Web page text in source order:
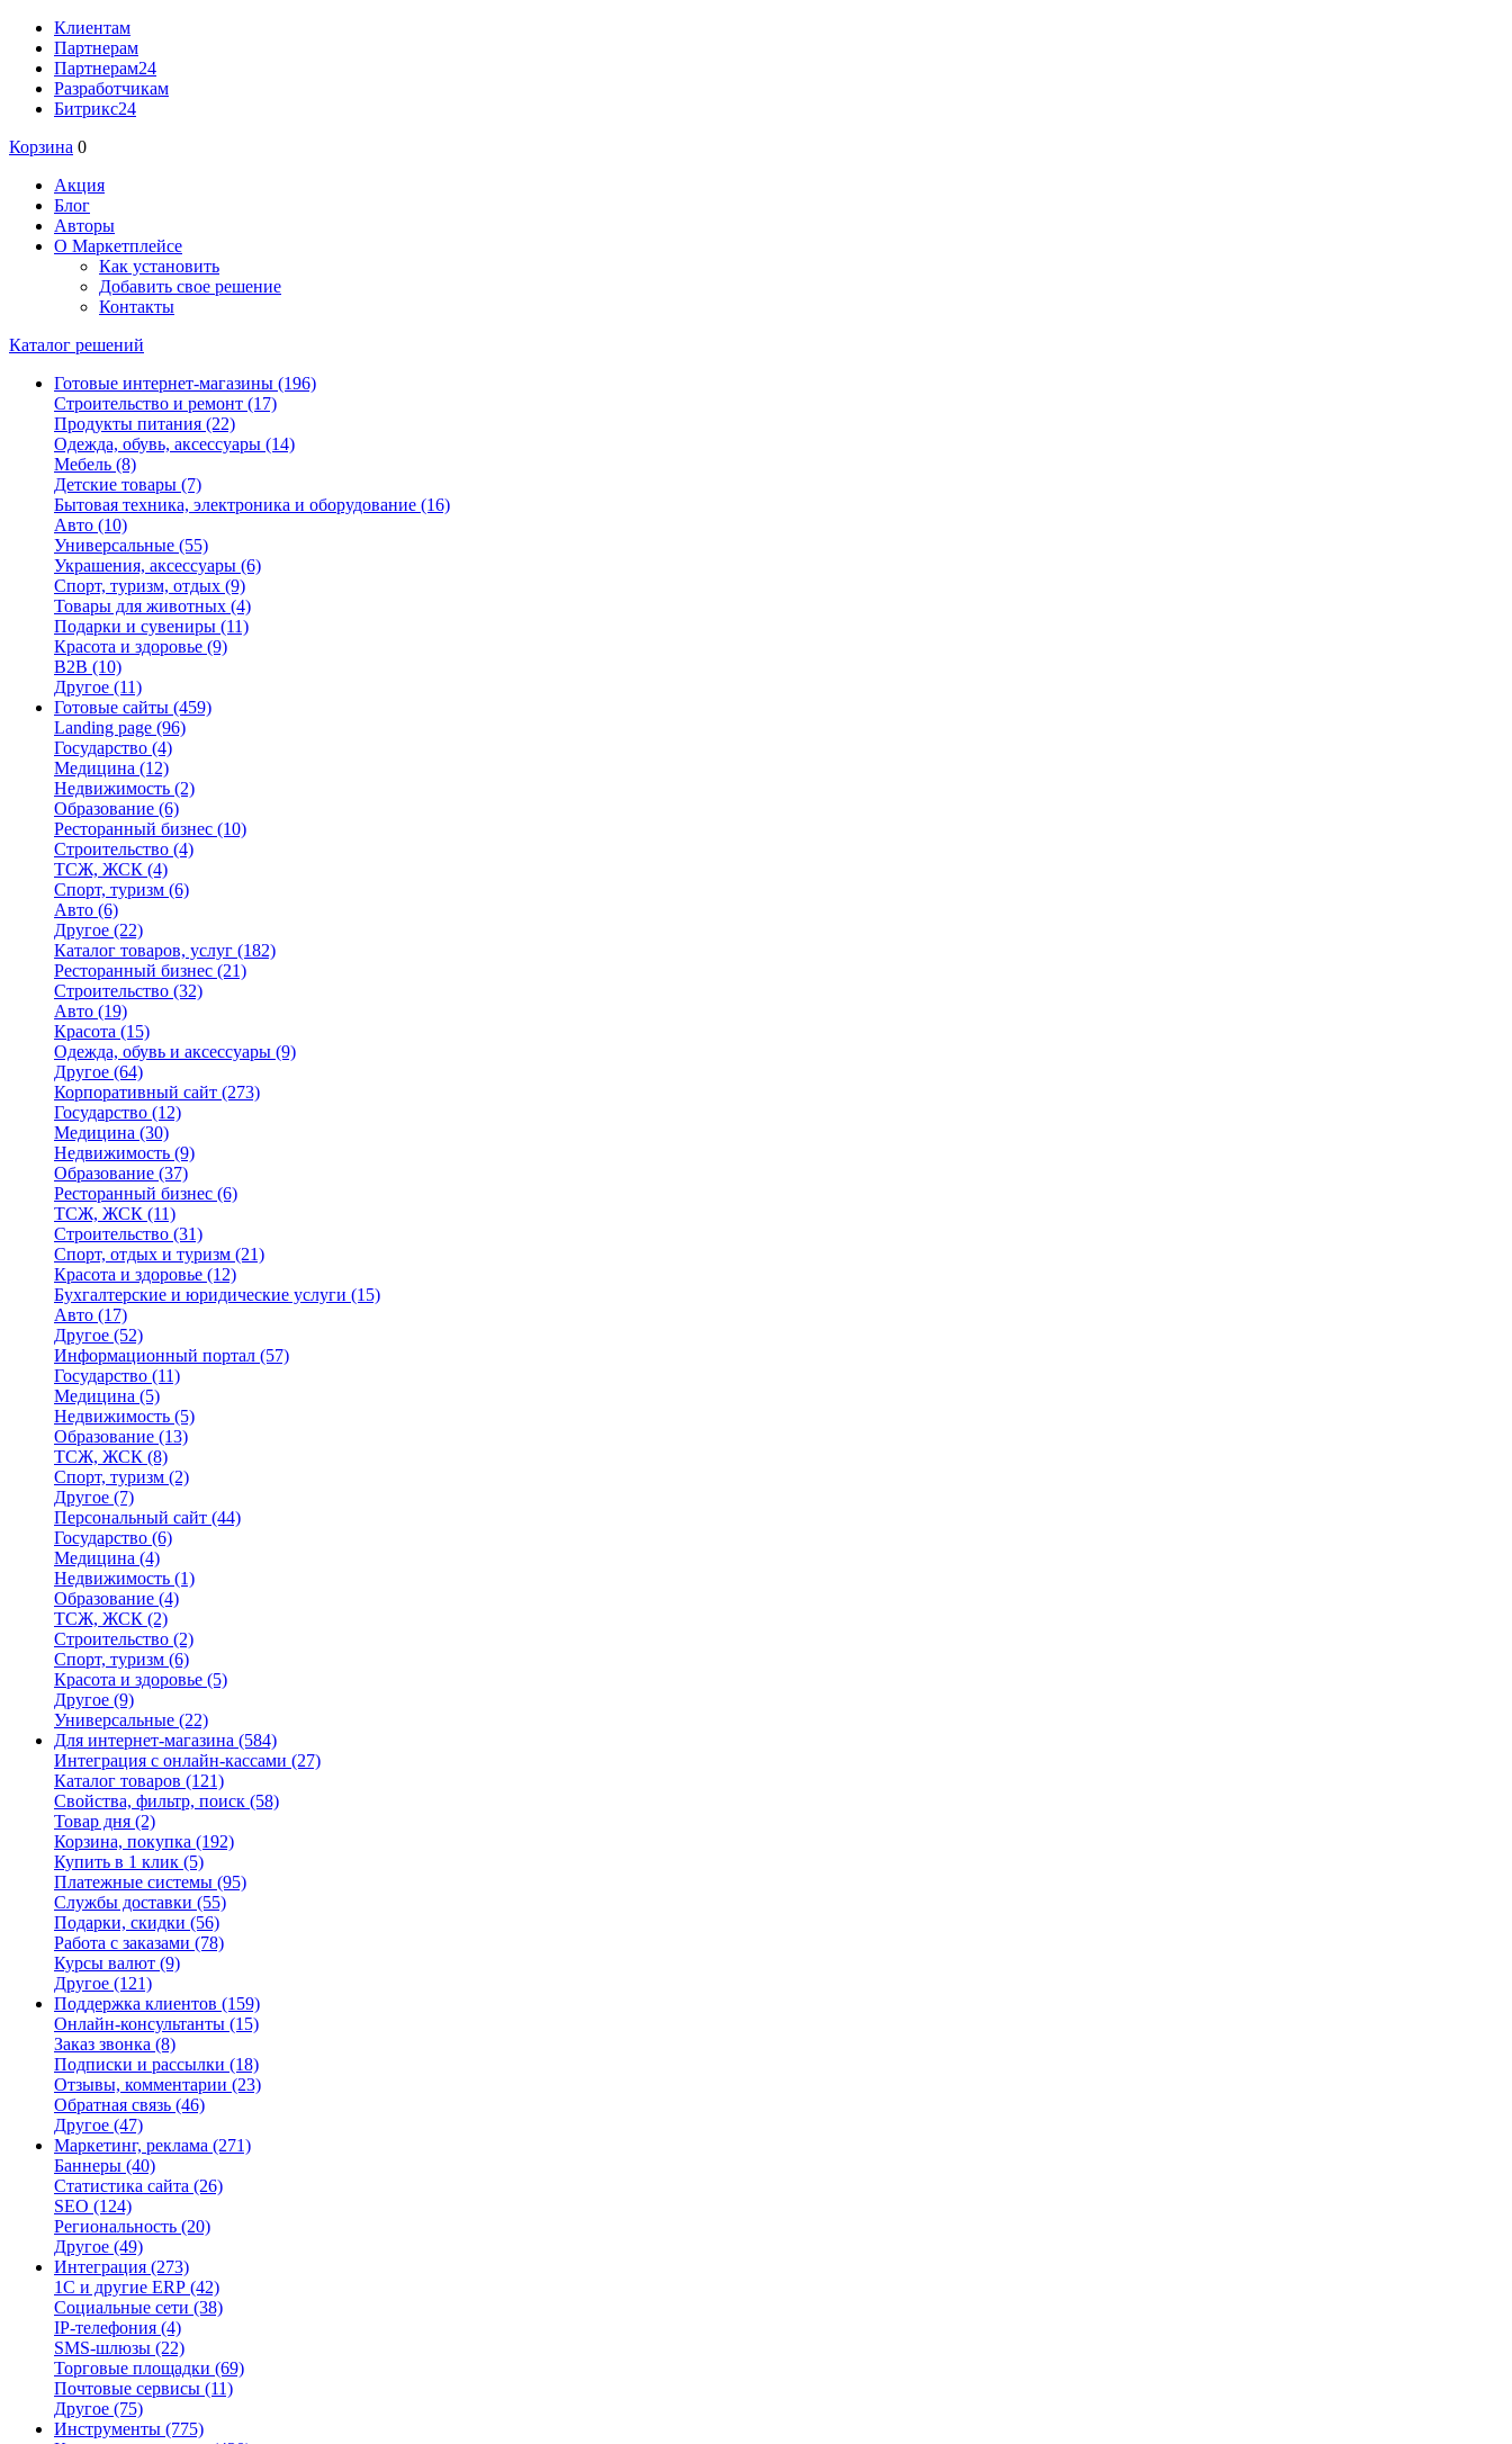
Клиентам
Партнерам
Партнерам24
Разработчикам
Битрикс24
Корзина 0
Акция
Блог
Авторы
О Маркетплейсе
Как установить
Добавить свое решение
Контакты
Каталог решений
Готовые интернет-магазины (196)
Строительство и ремонт (17)
Продукты питания (22)
Одежда, обувь, аксессуары (14)
Мебель (8)
Детские товары (7)
Бытовая техника, электроника и оборудование (16)
Авто (10)
Универсальные (55)
Украшения, аксессуары (6)
Спорт, туризм, отдых (9)
Товары для животных (4)
Подарки и сувениры (11)
Красота и здоровье (9)
B2B (10)
Другое (11)
Готовые сайты (459)
Landing page (96)
Государство (4)
Медицина (12)
Недвижимость (2)
Образование (6)
Ресторанный бизнес (10)
Строительство (4)
ТСЖ, ЖСК (4)
Спорт, туризм (6)
Авто (6)
Другое (22)
Каталог товаров, услуг (182)
Ресторанный бизнес (21)
Строительство (32)
Авто (19)
Красота (15)
Одежда, обувь и аксессуары (9)
Другое (64)
Корпоративный сайт (273)
Государство (12)
Медицина (30)
Недвижимость (9)
Образование (37)
Ресторанный бизнес (6)
ТСЖ, ЖСК (11)
Строительство (31)
Спорт, отдых и туризм (21)
Красота и здоровье (12)
Бухгалтерские и юридические услуги (15)
Авто (17)
Другое (52)
Информационный портал (57)
Государство (11)
Медицина (5)
Недвижимость (5)
Образование (13)
ТСЖ, ЖСК (8)
Спорт, туризм (2)
Другое (7)
Персональный сайт (44)
Государство (6)
Медицина (4)
Недвижимость (1)
Образование (4)
ТСЖ, ЖСК (2)
Строительство (2)
Спорт, туризм (6)
Красота и здоровье (5)
Другое (9)
Универсальные (22)
Для интернет-магазина (584)
Интеграция с онлайн-кассами (27)
Каталог товаров (121)
Свойства, фильтр, поиск (58)
Товар дня (2)
Корзина, покупка (192)
Купить в 1 клик (5)
Платежные системы (95)
Службы доставки (55)
Подарки, скидки (56)
Работа с заказами (78)
Курсы валют (9)
Другое (121)
Поддержка клиентов (159)
Онлайн-консультанты (15)
Заказ звонка (8)
Подписки и рассылки (18)
Отзывы, комментарии (23)
Обратная связь (46)
Другое (47)
Маркетинг, реклама (271)
Баннеры (40)
Статистика сайта (26)
SEO (124)
Региональность (20)
Другое (49)
Интеграция (273)
1С и другие ERP (42)
Социальные сети (38)
IP-телефония (4)
SMS-шлюзы (22)
Торговые площадки (69)
Почтовые сервисы (11)
Другое (75)
Инструменты (775)